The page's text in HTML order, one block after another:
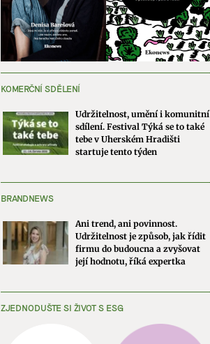
KOMERČNÍ SDĚLENÍ
Udržitelnost, umění i komunitní
sdílení. Festival Týká se to také
tebe v Uherském Hradišti
startuje tento týden
BRANDNEWS
Ani trend, ani povinnost.
Udržitelnost je způsob, jak řídit
firmu do budoucna a zvyšovat
její hodnotu, říká expertka
ZJEDNODUŠTE SI ŽIVOT S ESG